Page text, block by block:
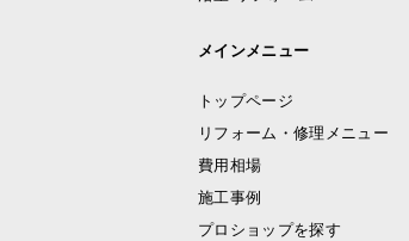
メインメニュー
トップページ
リフォーム・修理メニュー
費用相場
施工事例
プロショップを探す